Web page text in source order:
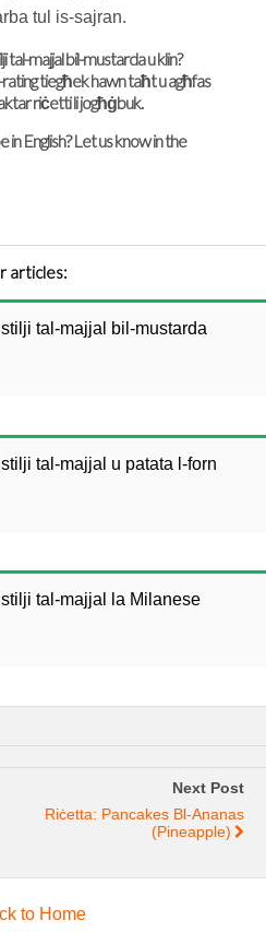
tul is-sajran.
tal-majjal bil-mustarda u klin?
tiegħek hawn taħt u agħfas
riċetti li jogħġbuk.
English? Let us know in the
articles:
tal-majjal bil-mustarda
tal-majjal u patata l-forn
tal-majjal la Milanese
Next Post
Riċetta: Pancakes Bl-Ananas
(pineapple)
to Home